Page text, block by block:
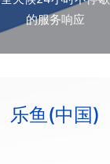
的服务响应
乐鱼(中国)